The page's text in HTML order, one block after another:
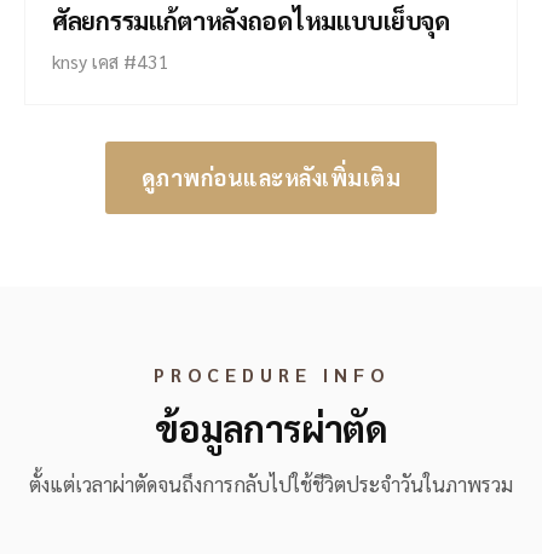
ศัลยกรรมแก้ตาหลังถอดไหมแบบเย็บจุด
knsy เคส #431
ดูภาพก่อนและหลังเพิ่มเติม
PROCEDURE INFO
ข้อมูลการผ่าตัด
ตั้งแต่เวลาผ่าตัดจนถึงการกลับไปใช้ชีวิตประจำวันในภาพรวม